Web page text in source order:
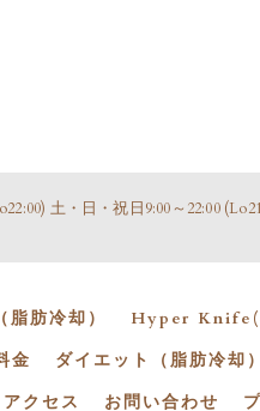
土・日・祝日9:00～22:00
肪冷却） Hyper Knife(
金 ダイエット（脂肪冷却）
アクセス お問い合わせ